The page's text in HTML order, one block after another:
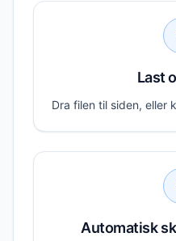
Last
Dra filen til siden, eller
Automatisk